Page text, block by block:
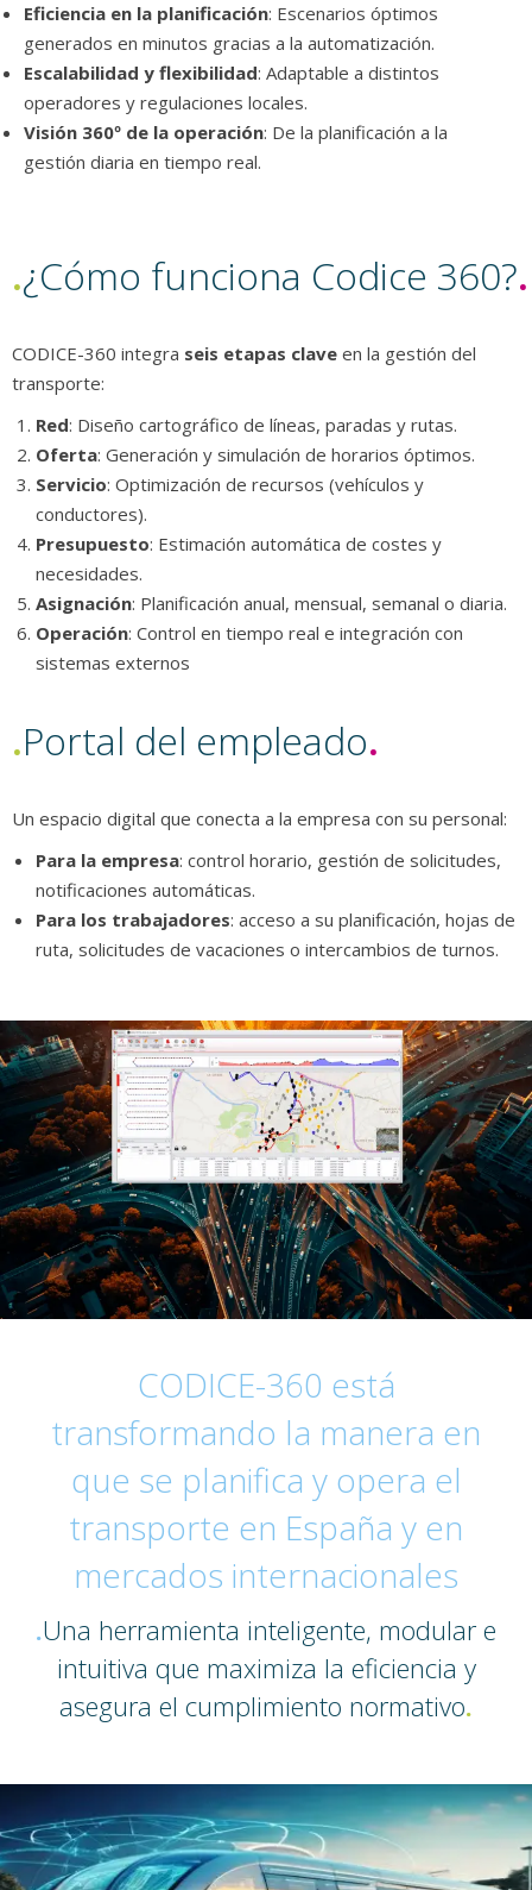
Eficiencia en la planificación: Escenarios óptimos
generados en minutos gracias a la automatización.
Escalabilidad y flexibilidad: Adaptable a distintos
operadores y regulaciones locales.
Visión 360º de la operación: De la planificación a la
gestión diaria en tiempo real.
.¿Cómo funciona Codice 360?.
CODICE-360 integra seis etapas clave en la gestión del
transporte:
Red: Diseño cartográfico de líneas, paradas y rutas.
Oferta: Generación y simulación de horarios óptimos.
Servicio: Optimización de recursos (vehículos y
conductores).
Presupuesto: Estimación automática de costes y
necesidades.
Asignación: Planificación anual, mensual, semanal o diaria.
Operación: Control en tiempo real e integración con
sistemas externos
.Portal del empleado.
Un espacio digital que conecta a la empresa con su personal:
Para la empresa: control horario, gestión de solicitudes,
notificaciones automáticas.
Para los trabajadores: acceso a su planificación, hojas de
ruta, solicitudes de vacaciones o intercambios de turnos.
CODICE-360 está
transformando la manera en
que se planifica y opera el
transporte en España y en
mercados internacionales
.Una herramienta inteligente, modular e
intuitiva que maximiza la eficiencia y
asegura el cumplimiento normativo.